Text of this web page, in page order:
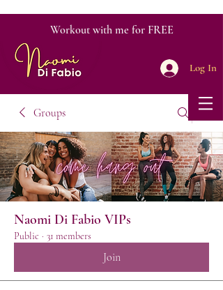
Workout with me for FREE
Log In
Groups
Naomi Di Fabio VIPs
Public · 31 members
Join